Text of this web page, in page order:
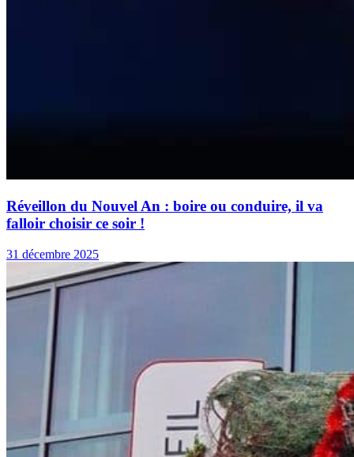
Réveillon du Nouvel An : boire ou conduire, il va
falloir choisir ce soir !
31 décembre 2025